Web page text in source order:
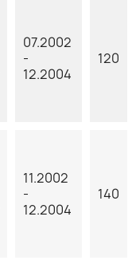
07.2002
-
12.2004
120
11.2002
-
12.2004
140